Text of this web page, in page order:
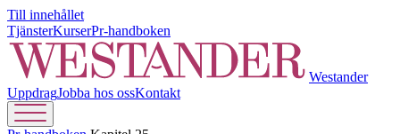
Till innehållet
TjänsterKurserPr-handboken
Westander
UppdragJobba hos ossKontakt